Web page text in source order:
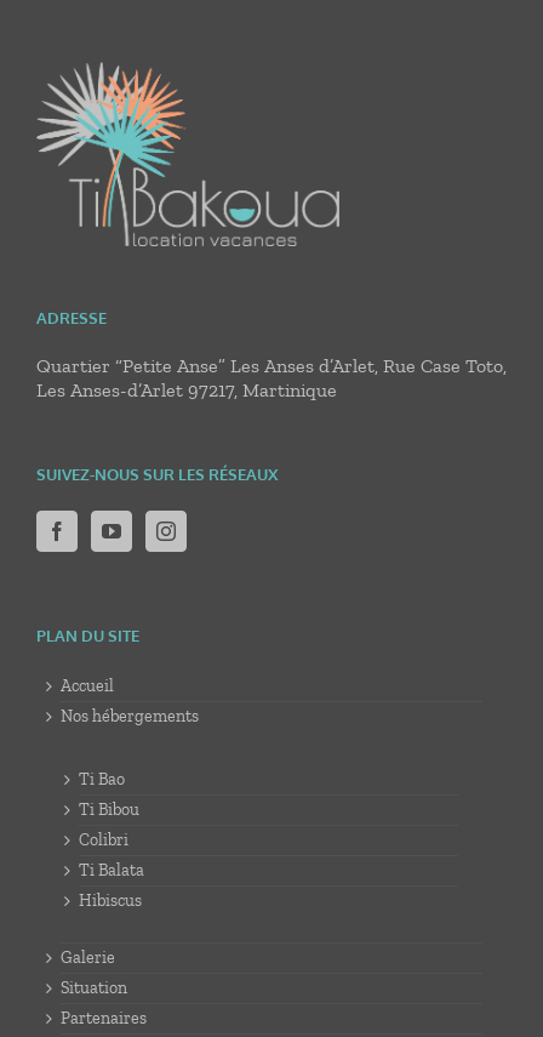
ADRESSE
Quartier “Petite Anse” Les Anses d’Arlet, Rue Case Toto,
Les Anses-d’Arlet 97217, Martinique
SUIVEZ-NOUS SUR LES RÉSEAUX
PLAN DU SITE
Accueil
Nos hébergements
Ti Bao
Ti Bibou
Colibri
Ti Balata
Hibiscus
Galerie
Situation
Partenaires